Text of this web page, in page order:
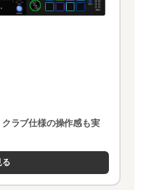
ラブ仕様の操作感も実
る